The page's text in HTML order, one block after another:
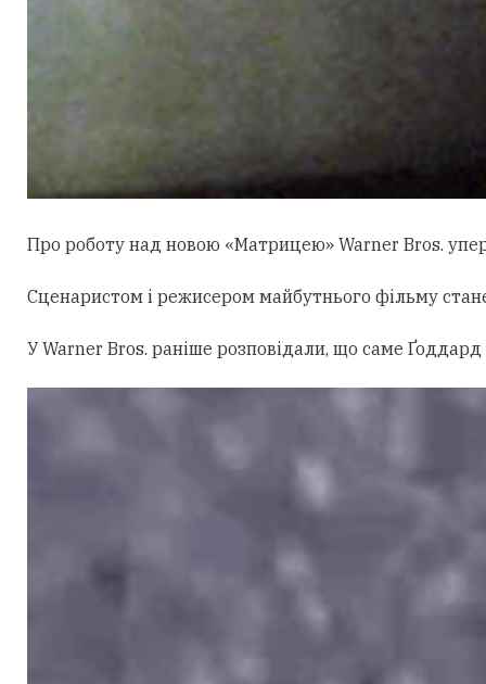
Про роботу над новою «Матрицею» Warner Bros.
Сценаристом і режисером майбутнього фільму
У Warner Bros. раніше розповідали, що саме